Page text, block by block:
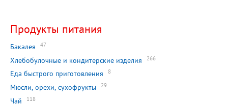
Продукты питания
Бакалея 47
Хлебобулочные и кондитерские изделия 266
Еда быстрого приготовления 8
Мюсли, орехи, сухофрукты 29
Чай 118